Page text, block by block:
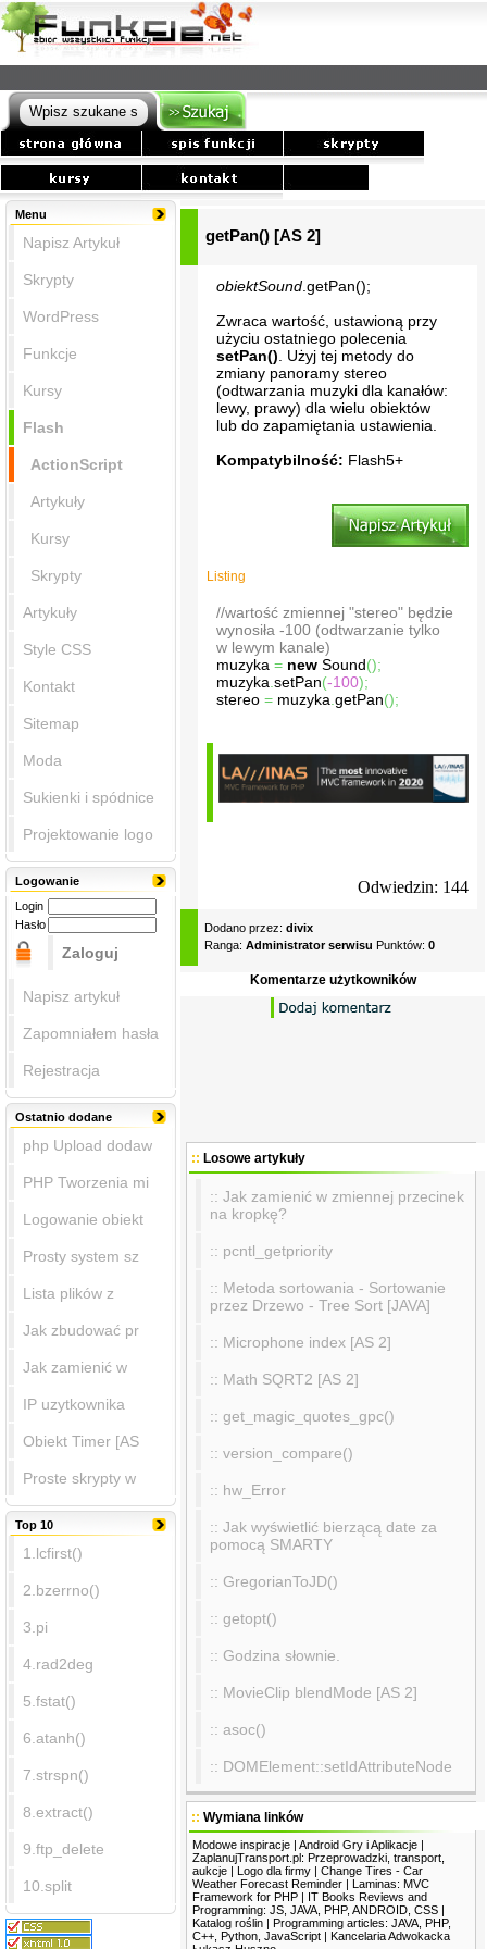
Menu
Napisz Artykuł
Skrypty
WordPress
Funkcje
Kursy
Flash
ActionScript
Artykuły
Kursy
Skrypty
Artykuły
Style CSS
Kontakt
Sitemap
Moda
Sukienki i spódnice
Projektowanie logo
Logowanie
Login
Hasło
Zaloguj
Napisz artykuł
Zapomniałem hasła
Rejestracja
Ostatnio dodane
php Upload dodaw
PHP Tworzenia mi
Logowanie obiekt
Prosty system sz
Lista plików z
Jak zbudować pr
Jak zamienić w
IP uzytkownika
Obiekt Timer [AS
Proste skrypty w
Top 10
1.lcfirst()
2.bzerrno()
3.pi
4.rad2deg
5.fstat()
6.atanh()
7.strspn()
8.extract()
9.ftp_delete
10.split
getPan() [AS 2]
obiektSound .getPan();
Zwraca wartość, ustawioną przy
użyciu ostatniego polecenia
setPan() . Użyj tej metody do
zmiany panoramy stereo
(odtwarzania muzyki dla kanałów:
lewy, prawy) dla wielu obiektów
lub do zapamiętania ustawienia.
Kompatybilność: Flash5+
Listing
//wartość zmiennej "stereo" będzie
wynosiła -100 (odtwarzanie tylko
w lewym kanale)
muzyka = new Sound();
muzyka setPan(-100);
stereo = muzyka getPan();
Odwiedzin: 144
Dodano przez: divix
Ranga: Administrator serwisu Punktów: 0
Komentarze użytkowników
:: Losowe artykuły
:: Jak zamienić w zmiennej przecinek
na kropkę?
:: pcntl_getpriority
:: Metoda sortowania - Sortowanie
przez Drzewo - Tree Sort [JAVA]
:: Microphone index [AS 2]
:: Math SQRT2 [AS 2]
:: get_magic_quotes_gpc()
:: version_compare()
:: hw_Error
:: Jak wyświetlić bierzącą date za
pomocą SMARTY
:: GregorianToJD()
:: getopt()
:: Godzina słownie.
:: MovieClip blendMode [AS 2]
:: asoc()
:: DOMElement::setIdAttributeNode
:: Wymiana linków
Modowe inspiracje | Android Gry i Aplikacje |
ZaplanujTransport.pl: Przeprowadzki, transport,
aukcje | Logo dla firmy | Change Tires - Car
Weather Forecast Reminder | Laminas: MVC
Framework for PHP | IT Books Reviews and
Programming: JS, JAVA, PHP, ANDROID, CSS |
Katalog roślin | Programming articles: JAVA, PHP,
C++, Python, JavaScript | Kancelaria Adwokacka